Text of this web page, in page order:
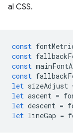
al CSS.
const
const
const
const
let sizeAdjust
let ascent =
let descent =
let lineGap =